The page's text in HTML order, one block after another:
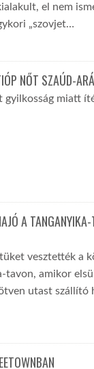
el nem
„szovjet…
NŐT SZAÚD-
gyilkosság miatt
A
vesztették a
tavon, amikor
utast szállító